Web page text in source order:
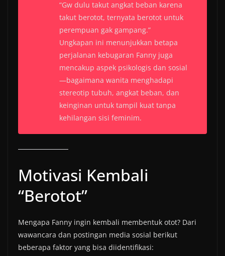
“Gw dulu takut angkat beban karena
takut berotot, ternyata berotot untuk
perempuan gak gampang.”
Ungkapan ini menunjukkan betapa
perjalanan kebugaran Fanny juga
mencakup aspek psikologis dan sosial
—bagaimana wanita menghadapi
stereotip tubuh, angkat beban, dan
keinginan untuk tampil kuat tanpa
kehilangan sisi feminim.
Motivasi Kembali
“Berotot”
Mengapa Fanny ingin kembali membentuk otot? Dari
wawancara dan postingan media sosial berikut
beberapa faktor yang bisa diidentifikasi: